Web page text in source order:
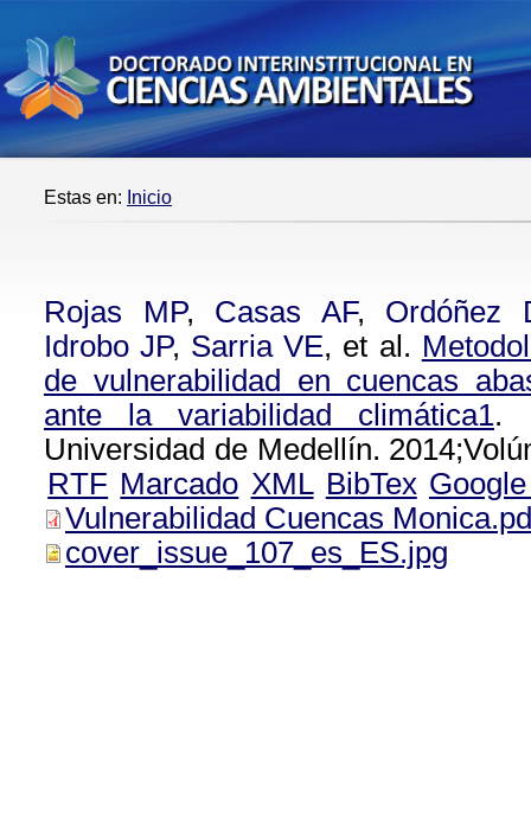
Estas en: Inicio
Rojas MP, Casas AF, Ordóñez
Idrobo JP, Sarria VE, et al.
de vulnerabilidad en cuencas
ante la variabilidad climática1.
Universidad de Medellín.
RTF Marcado XML BibTex
Vulnerabilidad Cuencas
cover_issue_107_es_ES.jpg